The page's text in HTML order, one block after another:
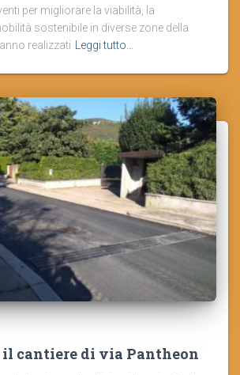
per migliorare la viabilità, la
sostenibile in diverse zone della
realizzati
Leggi tutto…
cantiere di via Pantheon